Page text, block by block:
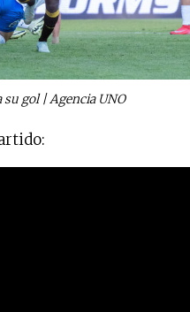
su gol | Agencia UNO